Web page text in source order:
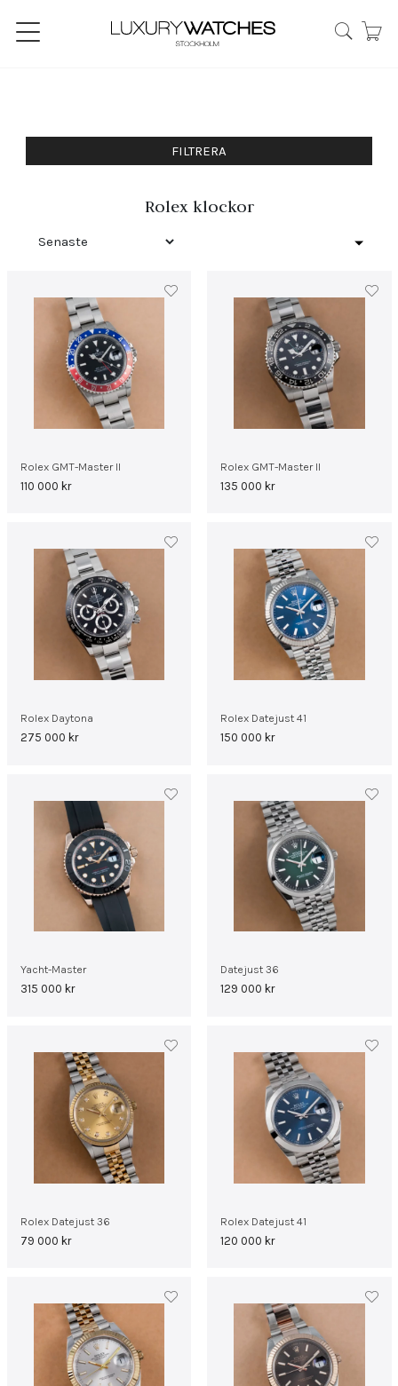
FILTRERA
Rolex klockor
Rolex GMT-Master II
110 000 kr
Rolex GMT-Master II
135 000 kr
Rolex Daytona
275 000 kr
Rolex Datejust 41
150 000 kr
Yacht-Master
315 000 kr
Datejust 36
129 000 kr
Rolex Datejust 36
79 000 kr
Rolex Datejust 41
120 000 kr